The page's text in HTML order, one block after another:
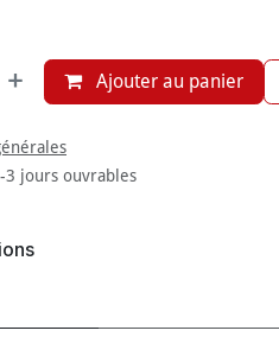
Ajouter au panier
3 jours ouvrables